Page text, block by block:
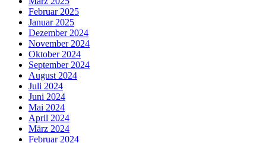
Februar 2025
Januar 2025
Dezember 2024
November 2024
Oktober 2024
September 2024
August 2024
Juli 2024
Juni 2024
Mai 2024
April 2024
März 2024
Februar 2024